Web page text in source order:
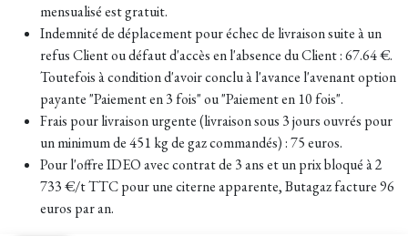
mensualisé est gratuit.
Indemnité de déplacement pour échec de livraison suite à un
refus Client ou défaut d'accès en l'absence du Client : 67.64 €.
Toutefois à condition d'avoir conclu à l'avance l'avenant option
payante "Paiement en 3 fois" ou "Paiement en 10 fois".
Frais pour livraison urgente (livraison sous 3 jours ouvrés pour
un minimum de 451 kg de gaz commandés) : 75 euros.
Pour l'offre IDEO avec contrat de 3 ans et un prix bloqué à 2
733 €/t TTC pour une citerne apparente, Butagaz facture 96
euros par an.